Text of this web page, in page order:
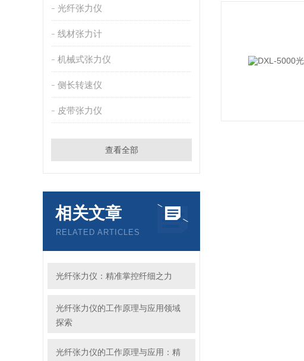
光纤张力仪
线材张力计
机械式张力仪
侧长转速仪
皮带张力仪
查看全部
相关文章
RELATED ARTICLES
光纤张力仪：精准掌控纤细之力
光纤张力仪的工作原理与应用领域
探索
光纤张力仪的工作原理与应用：精